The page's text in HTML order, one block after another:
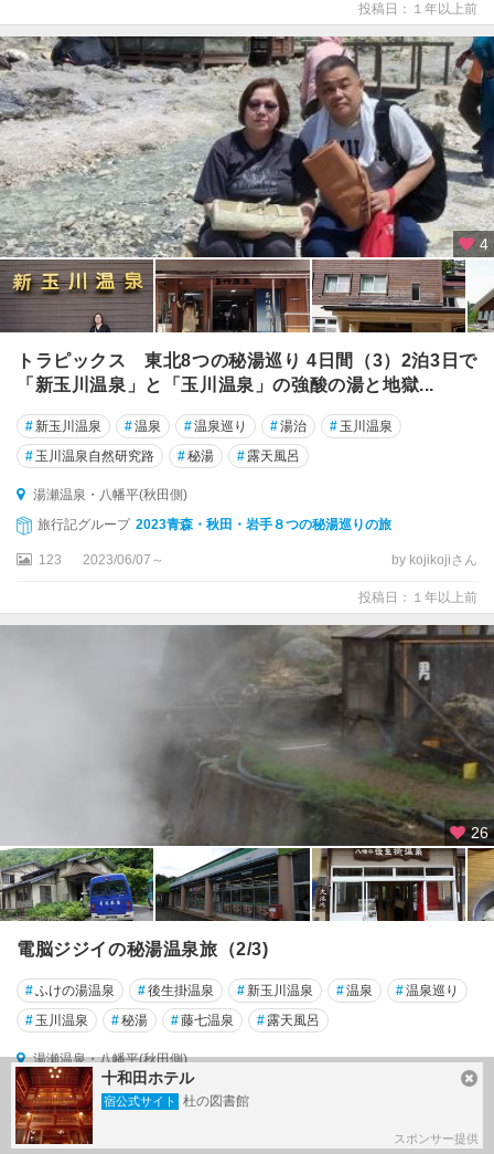
投稿日：１年以上前
4
トラピックス 東北8つの秘湯巡り 4日間（3）2泊3日で
「新玉川温泉」と「玉川温泉」の強酸の湯と地獄...
#新玉川温泉 #温泉 #温泉巡り #湯治 # 玉川温泉
# 玉川温泉自然研究路 #秘湯 # 露天風呂
湯瀬温泉・八幡平(秋田側)
旅行記グループ 2023青森・秋田・岩手８つの秘湯巡りの旅
123 2023/06/07～ by kojikojiさん
投稿日：１年以上前
26
電脳ジジイの秘湯温泉旅（2/3)
#ふけの湯温泉 #後生掛温泉 #新玉川温泉 #温泉 #温泉巡り
# 玉川温泉 #秘湯 #藤七温泉 # 露天風呂
湯瀬温泉・八幡平(秋田側)
旅行記グループ 電脳ジジイの秘湯温泉旅
28 2023/06/03～
十和田ホテル
宿公式サイト 杜の図書館
スポンサー提供